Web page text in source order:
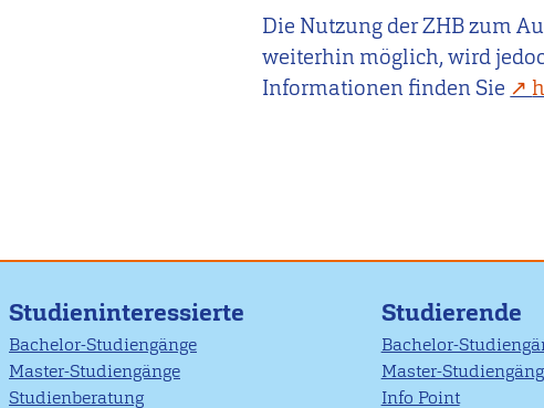
Die Nutzung der ZHB zum
weiterhin möglich, wird
Informationen finden Sie
Studieninteressierte
Bachelor-Studiengänge
Master-Studiengänge
Studienberatung
Studierende
Bachelor-
Master-
Info Point